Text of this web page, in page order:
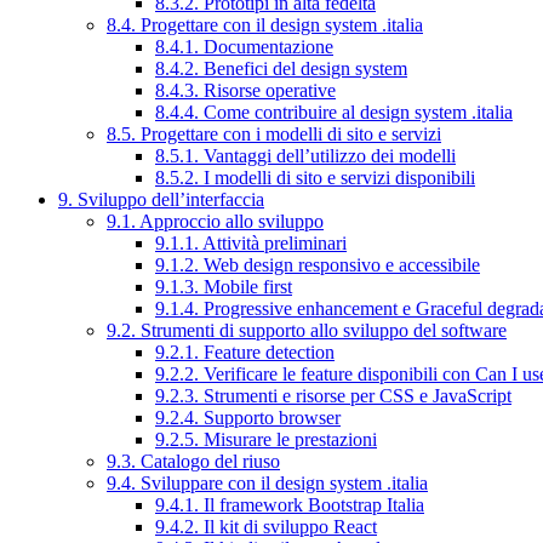
8.4. Progettare con il design system .italia
8.4.1. Documentazione
8.4.2. Benefici del design system
8.4.3. Risorse operative
8.4.4. Come contribuire al design system .italia
8.5. Progettare con i modelli di sito e servizi
8.5.1. Vantaggi dell’utilizzo dei modelli
8.5.2. I modelli di sito e servizi disponibili
9. Sviluppo dell’interfaccia
9.1. Approccio allo sviluppo
9.1.1. Attività preliminari
9.1.2. Web design responsivo e accessibile
9.1.3. Mobile first
9.1.4. Progressive enhancement e Graceful
9.2. Strumenti di supporto allo sviluppo del software
9.2.1. Feature detection
9.2.2. Verificare le feature disponibili con Can I
9.2.3. Strumenti e risorse per CSS e JavaScript
9.2.4. Supporto browser
9.2.5. Misurare le prestazioni
9.3. Catalogo del riuso
9.4. Sviluppare con il design system .italia
9.4.1. Il framework Bootstrap Italia
9.4.2. Il kit di sviluppo React